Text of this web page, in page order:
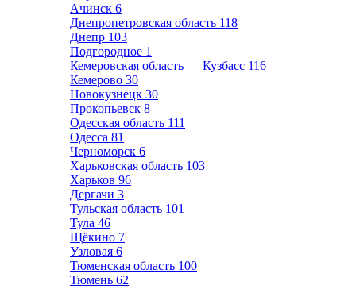
Ачинск 6
Днепропетровская область 118
Днепр 103
Подгородное 1
Кемеровская область — Кузбасс 116
Кемерово 30
Новокузнецк 30
Прокопьевск 8
Одесская область 111
Одесса 81
Черноморск 6
Харьковская область 103
Харьков 96
Дергачи 3
Тульская область 101
Тула 46
Щёкино 7
Узловая 6
Тюменская область 100
Тюмень 62